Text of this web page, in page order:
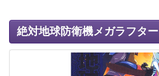
絶対地球防衛機メガラフター